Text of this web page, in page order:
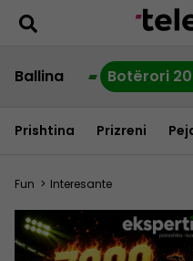
Ballina Botërori
Prishtina Prizreni
Fun > Interesante